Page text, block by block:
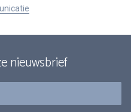
nieuwsbrief